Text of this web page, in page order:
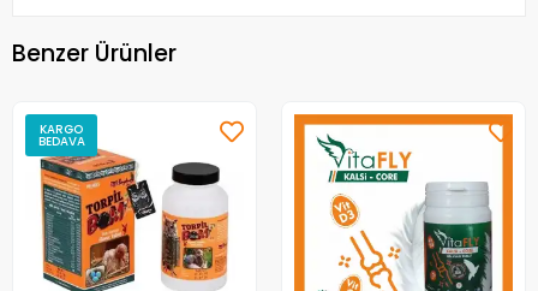
Benzer Ürünler
KARGO
BEDAVA